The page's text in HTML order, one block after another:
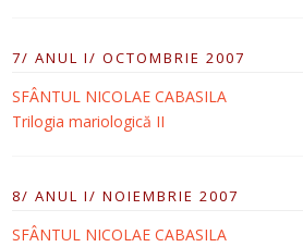
7/ ANUL I/ OCTOMBRIE 2007
SFÂNTUL NICOLAE CABASILA
Trilogia mariologică II
8/ ANUL I/ NOIEMBRIE 2007
SFÂNTUL NICOLAE CABASILA